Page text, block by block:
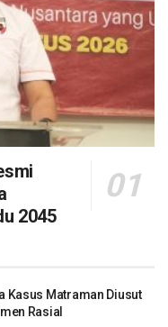
2045
Kasus Matraman Diusut
Rasial